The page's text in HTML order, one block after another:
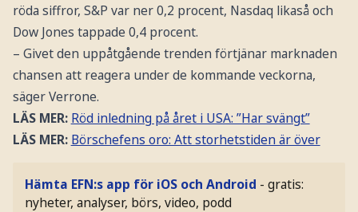
röda siffror, S&P var ner 0,2 procent, Nasdaq likaså och
Dow Jones tappade 0,4 procent.
– Givet den uppåtgående trenden förtjänar marknaden
chansen att reagera under de kommande veckorna,
säger Verrone.
LÄS MER: Röd inledning på året i USA: ”Har svängt”
LÄS MER: Börschefens oro: Att storhetstiden är över
Hämta EFN:s app för iOS och Android - gratis:
nyheter, analyser, börs, video, podd